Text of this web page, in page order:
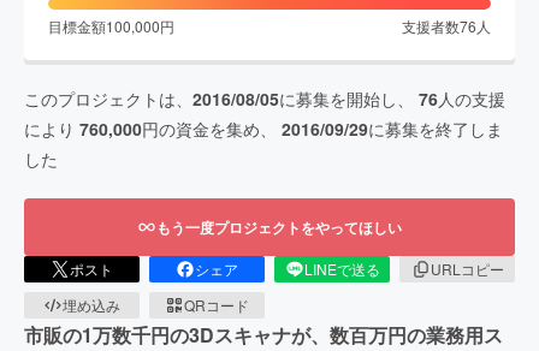
目標金額100,000円 支援者数76 人
このプロジェクトは、 2016/08/05に募集を開始し、 76人の支援
により 760,000円の資金を集め、 2016/09/29に募集を終了しま
した
もう一度プロジェクトをやってほしい
ポスト シェア LINEで送る
URLコピー
埋め込み
QRコード
市販の1万数千円の3Dスキャナが、数百万円の業務用ス